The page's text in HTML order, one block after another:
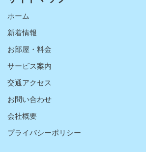
ホーム
新着情報
お部屋・料金
サービス案内
交通アクセス
お問い合わせ
会社概要
プライバシーポリシー